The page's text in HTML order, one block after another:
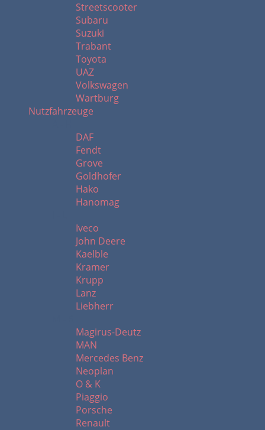
Streetscooter
Subaru
Suzuki
Trabant
Toyota
UAZ
Volkswagen
Wartburg
Nutzfahrzeuge
DAF
Fendt
Grove
Goldhofer
Hako
Hanomag
Iveco
John Deere
Kaelble
Kramer
Krupp
Lanz
Liebherr
Magirus-Deutz
MAN
Mercedes Benz
Neoplan
O & K
Piaggio
Porsche
Renault